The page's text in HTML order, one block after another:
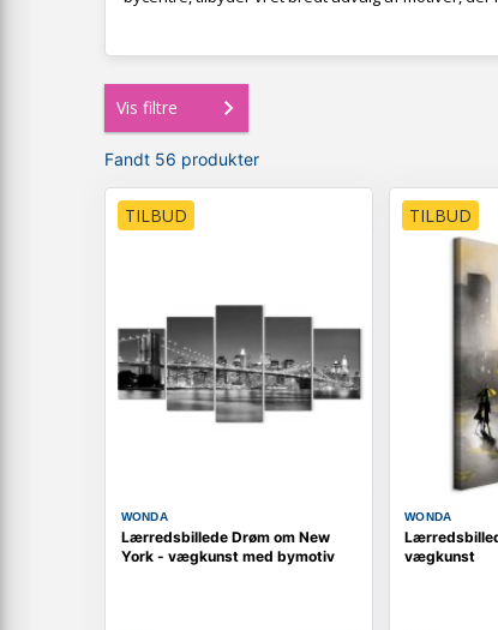
Vis filtre
Fandt 56 produkter
TILBUD
WONDA
Lærredsbillede Drøm om New
York - vægkunst med bymotiv
TILBUD
WONDA
vægkunst